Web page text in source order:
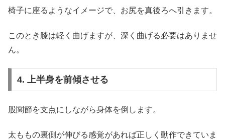
椅子に座るようなイメージで、お尻を真後ろへ引きます。
このとき膝は軽く曲げますが、深く曲げる必要はありませ
ん。
4. 上半身を前傾させる
股関節を支点にしながら身体を倒します。
太ももの裏側が伸びる感覚があれば正しく動作できていま